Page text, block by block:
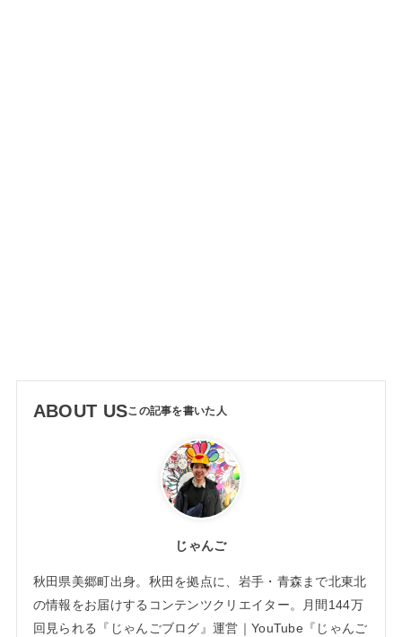
ABOUT US
じゃんご
秋田県美郷町出身。秋田を拠点に、岩手・青森まで北東北
の情報をお届けするコンテンツクリエイター。月間144万
回見られる『じゃんごブログ』運営｜YouTube『じゃんご